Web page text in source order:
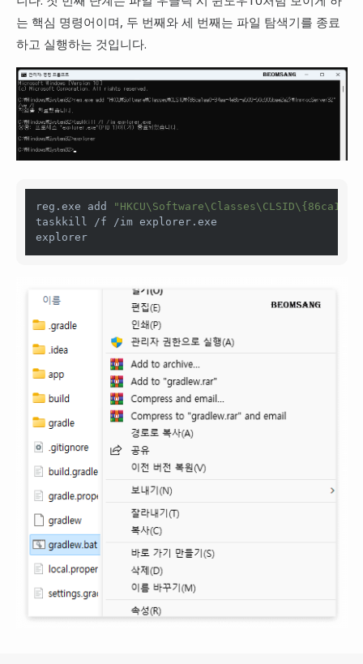
는 핵심 명령어이며, 두 번째와 세 번째는 파일 탐색기를 종료
하고 실행하는 것입니다.
reg.exe add
taskkill /f /im explorer.exe
explorer